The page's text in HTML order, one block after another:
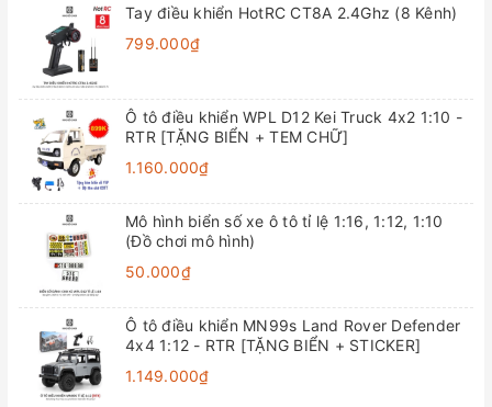
Tay điều khiển HotRC CT8A 2.4Ghz (8 Kênh)
799.000₫
Ô tô điều khiển WPL D12 Kei Truck 4x2 1:10 -
RTR [TẶNG BIỂN + TEM CHỮ]
1.160.000₫
Mô hình biển số xe ô tô tỉ lệ 1:16, 1:12, 1:10
(Đồ chơi mô hình)
50.000₫
Ô tô điều khiển MN99s Land Rover Defender
4x4 1:12 - RTR [TẶNG BIỂN + STICKER]
1.149.000₫